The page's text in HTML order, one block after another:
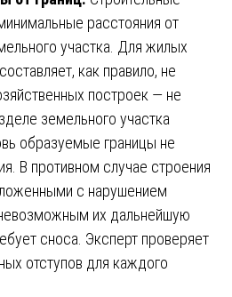
расстояния от
участка. Для жилых
как правило, не
построек — не
земельного участка
образуемые границы не
В противном случае строения
с нарушением
их дальнейшую
сноса. Эксперт проверяет
отступов для каждого